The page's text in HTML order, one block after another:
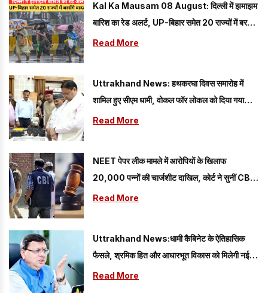
Kal Ka Mausam 08 August: दिल्ली में झमाझम
बारिश का रेड अलर्ट, UP-बिहार समेत 20 राज्यों में बरसेंगे
बादल; यहां पढ़े 08 अगस्त का कैसा रहेगा मौसम
Read More
Uttrakhand News: हथकरघा दिवस समारोह में
शामिल हुए सीएम धामी, वोकल फॉर लोकल को दिया गया
प्रोत्साहन
Read More
NEET पेपर लीक मामले में आरोपियों के खिलाफ
20,000 पन्नों की चार्जशीट दाखिल, कोर्ट ने सुनीं CBI
की दलीलें
Read More
Uttrakhand News:धामी कैबिनेट के ऐतिहासिक
फैसले, श्रमिक हित और आधारभूत विकास को मिलेगी नई
गति
Read More